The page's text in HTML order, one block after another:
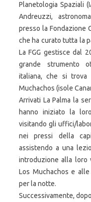
Planetologia Spaziali
Andreuzzi,
presso la Fondazione
che ha curato tutta la
La FGG gestisce dal
grande strumento
italiana, che si trova
Muchachos (isole
Arrivati La Palma la
hanno iniziato la
visitando gli uffici/
nei pressi della
assistendo a una
introduzione alla loro
Los Muchachos e
per la notte.
Successivamente,